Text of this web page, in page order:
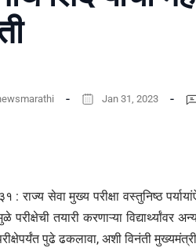
Jan 31, 2023
: राज्य सेवा मुख्य परीक्षा वस्तुनिष्ठ
परीक्षेची तयारी करणाऱ्या
पुढे ढकलावा, अशी विनंती